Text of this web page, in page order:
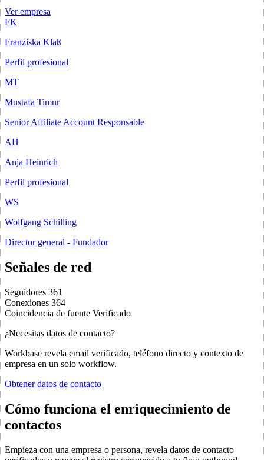
Ver empresa
FK
Franziska Klaß
Perfil profesional
MT
Mustafa Timur
Senior Affiliate Account Responsable
AH
Anja Heinrich
Perfil profesional
WS
Wolfgang Schilling
Director general - Fundador
Señales de red
Seguidores 361
Conexiones 364
Coincidencia de fuente Verificado
¿Necesitas datos de contacto?
Workbase revela email verificado, teléfono directo y contexto de
empresa en un solo workflow.
Obtener datos de contacto
Cómo funciona el enriquecimiento de
contactos
Empieza con una empresa o persona, revela datos de contacto